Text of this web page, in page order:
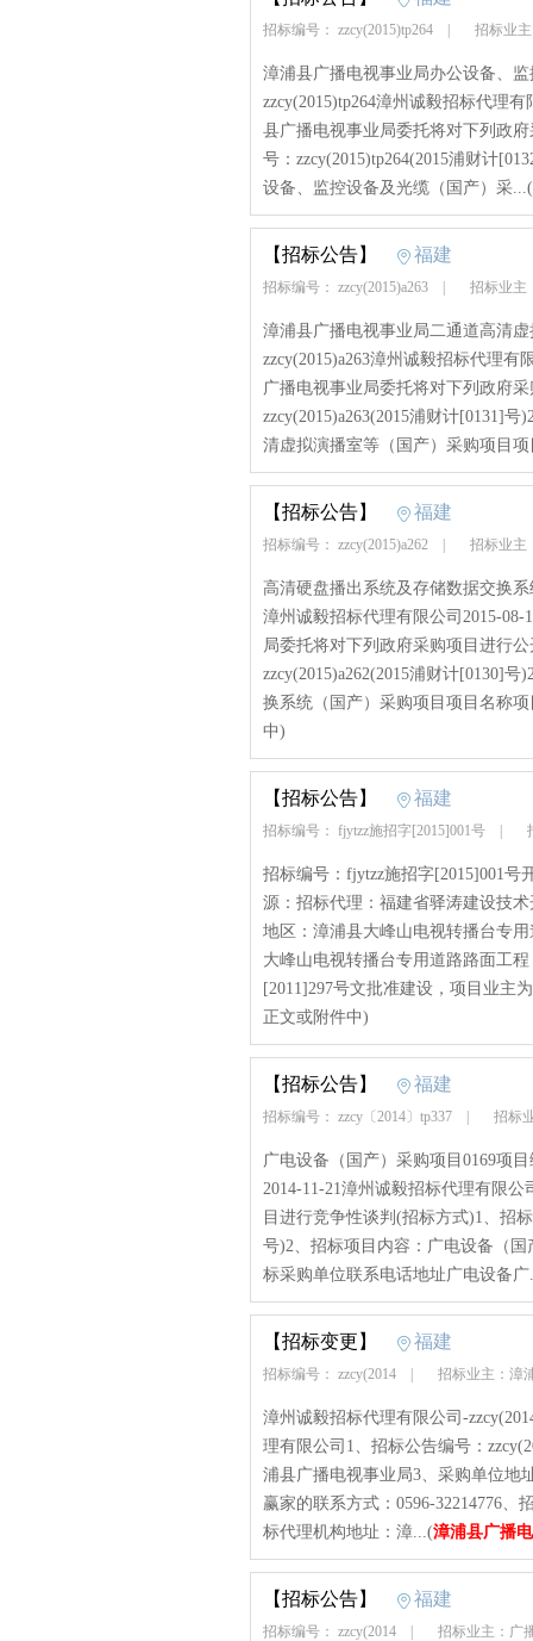
招标编号： zzcy(2015)tp264 招标业
漳浦县广播电视事业局办公设备、
zzcy(2015)tp264漳州诚毅招标代理
县广播电视事业局委托将对下列政
号：zzcy(2015)tp264(2015浦财计
设备、监控设备及光缆（国产）采...(
【招标公告】 福建
招标编号： zzcy(2015)a263 招标业主
漳浦县广播电视事业局二通道高清
zzcy(2015)a263漳州诚毅招标代理有
广播电视事业局委托将对下列政府
zzcy(2015)a263(2015浦财计[0131]
清虚拟演播室等（国产）采购项目
【招标公告】 福建
招标编号： zzcy(2015)a262 招标业主
高清硬盘播出系统及存储数据交换系
漳州诚毅招标代理有限公司2015-
局委托将对下列政府采购项目进行
zzcy(2015)a262(2015浦财计[0130]
换系统（国产）采购项目项目名称
中)
【招标公告】 福建
招标编号： fjytzz施招字[2015]001号
招标编号：fjytzz施招字[2015]001号
源：招标代理：福建省驿涛建设技
地区：漳浦县大峰山电视转播台专
大峰山电视转播台专用道路路面工
[2011]297号文批准建设，项目业主
正文或附件中)
【招标公告】 福建
招标编号： zzcy〔2014〕tp337 招标
广电设备（国产）采购项目0169项
2014-11-21漳州诚毅招标代理有限
目进行竞争性谈判(招标方式)1、招
号)2、招标项目内容：广电设备（
标采购单位联系电话地址广电设备
【招标变更】 福建
招标编号： zzcy(2014 招标业主：漳
漳州诚毅招标代理有限公司-
理有限公司1、招标公告编号：
浦县广播电视事业局3、采购单位地
赢家的联系方式：0596-32214776
标代理机构地址：漳...(漳浦县广播
【招标公告】 福建
招标编号： zzcy(2014 招标业主：广